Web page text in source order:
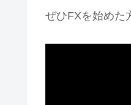
ぜひFXを始めた